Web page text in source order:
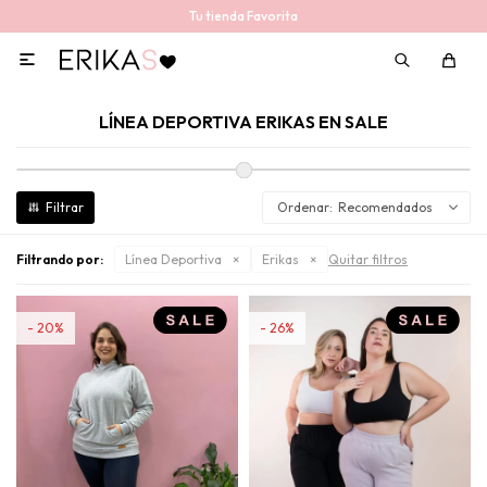
Tu tienda Favorita

LÍNEA DEPORTIVA ERIKAS EN SALE
Recomendados
Filtrando por: Línea Deportiva Erikas Quitar filtros
20 26